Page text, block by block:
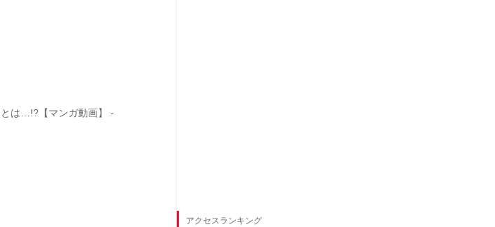
とは…!?【マンガ動画】 -
アクセスランキング